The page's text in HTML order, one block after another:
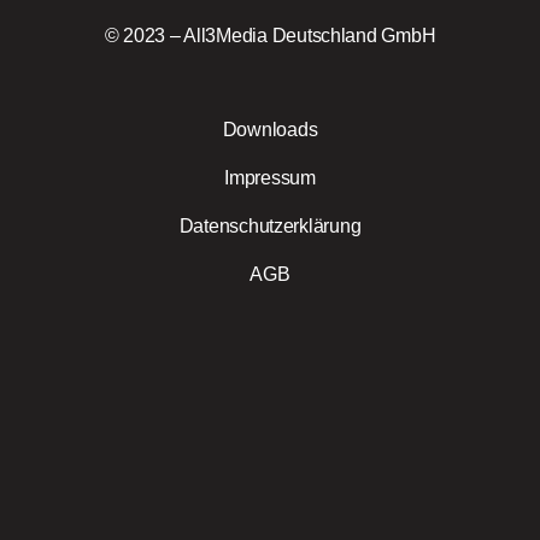
© 2023 – All3Media Deutschland GmbH
Downloads
Impressum
Datenschutzerklärung
AGB